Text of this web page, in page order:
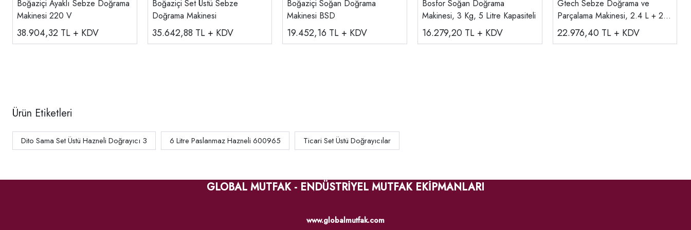
Boğaziçi Ayaklı Sebze Doğrama
Makinesi 220 V
38.904,32 TL + KDV
Boğaziçi Set Üstü Sebze
Doğrama Makinesi
35.642,88 TL + KDV
Boğaziçi Soğan Doğrama
Makinesi BSD
19.452,16 TL + KDV
Bosfor Soğan Doğrama
Makinesi, 3 Kg, 5 Litre Kapasiteli
16.279,20 TL + KDV
Gtech Sebze Doğrama ve
Parçalama Makinesi, 2.4 L + 2
Bıçak, FC-2MC
22.976,40 TL + KDV
Ürün Etiketleri
Dito Sama Set Üstü Hazneli Doğrayıcı 3 6 Litre Paslanmaz Hazneli 600965 Ticari Set Üstü Doğrayıcılar
GLOBAL MUTFAK - ENDÜSTRİYEL MUTFAK EKİPMANLARI
www.globalmutfak.com